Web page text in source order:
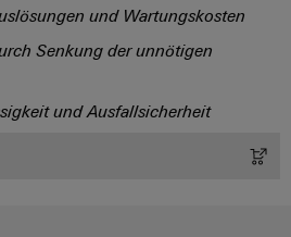
und Wartungskosten
Senkung der unnötigen
und Ausfallsicherheit